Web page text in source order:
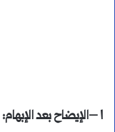
١ –الإيضاح بعد الإبهام: